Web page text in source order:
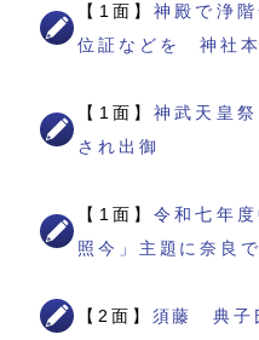
【1面】神殿で浄
位証などを 神社
【1面】神武天皇
され出御
【1面】令和七年
照今」主題に奈良
【2面】 須藤 典子